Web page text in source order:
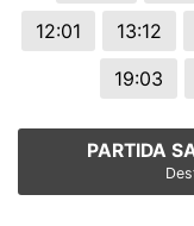
12:01
13:12
19:03
PARTIDA